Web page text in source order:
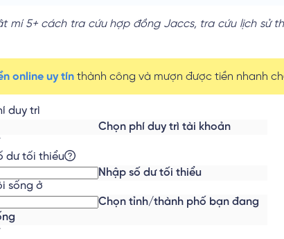
mí 5+ cách tra cứu hợp đồng Jaccs, tra cứu lịch sử
online uy tín thành công và mượn được tiền nhanh
duy trì
Chọn phí duy trì tài khoản
dư tối thiểu
Nhập số dư tối thiểu
sống ở
Chọn tỉnh/thành phố bạn đang